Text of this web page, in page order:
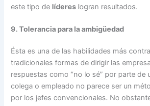
este tipo de líderes logran resultados.
9. Tolerancia para la ambigüedad
Ésta es una de las habilidades más
tradicionales formas de dirigir las
respuestas como “no lo sé” por parte de
colega o empleado no parece ser un
por los jefes convencionales. No